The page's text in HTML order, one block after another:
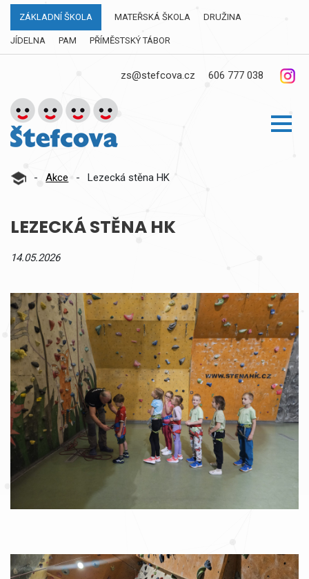
ZÁKLADNÍ ŠKOLA MATEŘSKÁ ŠKOLA DRUŽINA
JÍDELNA PAM PŘÍMĚSTSKÝ TÁBOR
zs@stefcova.cz 606 777 038
- Akce - Lezecká stěna HK
LEZECKÁ STĚNA HK
14.05.2026